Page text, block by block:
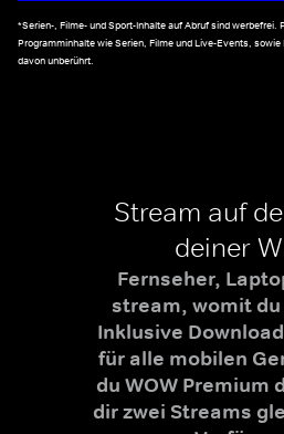
*Serien-, Filme- und Sport-Inhalte auf Abruf sind werbefrei.
Programminhalte wie Serien, Filme und Live-Events,
davon unberührt.
Stream auf
deiner
Fernseher,
stream, womit
Inklusive
für alle mobilen
du WOW Premium
dir zwei Streams